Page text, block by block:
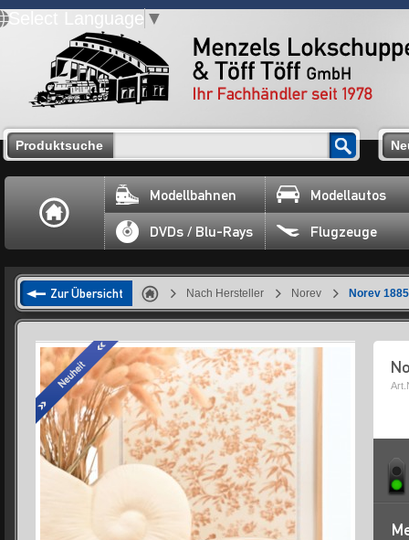
Select Language ▼
Produktsuche
Modellbahnen Modellautos
DVDs / Blu-Rays Flugzeuge
Zur Übersicht Nach Hersteller Norev Norev